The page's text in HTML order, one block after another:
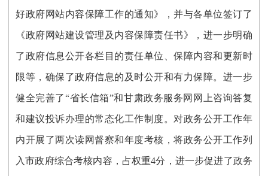
好政府网站内容保障工作的通知》，并与各单位签订了
《政府网站建设管理及内容保障责任书》，进一步明确
了政府信息公开各栏目的责任单位、保障内容和更新时
限等，确保了政府信息的及时公开和有力保障。 进一步
健全完善了“省长信箱”和甘肃政务服务网网上咨询答复
和建议投诉办理的常态化工作制度。 对政务公开工作年
内开展了两次读网督察和年度考核，将政务公开工作列
入市政府综合考核内容，占权重4分， 进一步促进了政务